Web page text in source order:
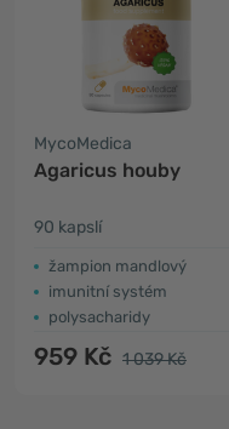
MycoMedica
Agaricus houby
90 kapslí
žampion mandlový
imunitní systém
polysacharidy
959 Kč 1 039 Kč